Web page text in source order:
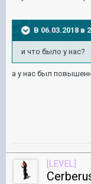
В 06.03.2018 в
и что было у нас?
а у нас был
[LEVEL]